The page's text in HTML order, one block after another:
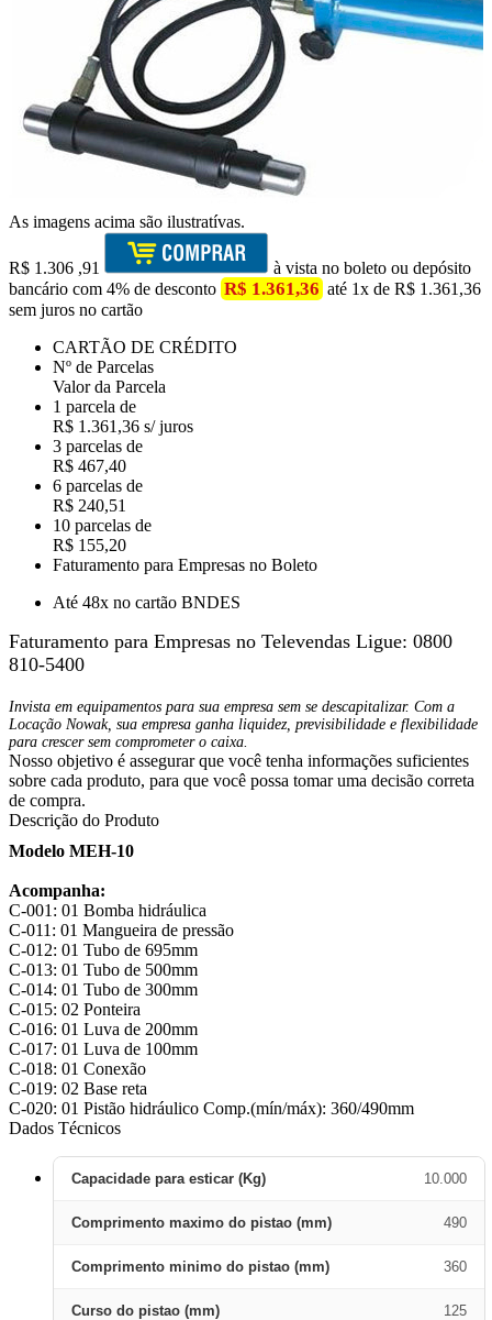
As imagens acima são ilustratívas.
R$ 1.306 ,91
à vista no boleto ou depósito
bancário com 4% de desconto R$ 1.361,36 até 1x de R$ 1.361,36
sem juros no cartão
CARTÃO DE CRÉDITO
Nº de Parcelas
Valor da Parcela
1 parcela de
R$ 1.361,36 s/ juros
3 parcelas de
R$ 467,40
6 parcelas de
R$ 240,51
10 parcelas de
R$ 155,20
Faturamento para Empresas no Boleto
Até 48x no cartão BNDES
Faturamento para Empresas no Televendas Ligue: 0800
810-5400
Invista em equipamentos para sua empresa sem se descapitalizar. Com a
Locação Nowak, sua empresa ganha liquidez, previsibilidade e flexibilidade
para crescer sem comprometer o caixa.
Nosso objetivo é assegurar que você tenha informações suficientes
sobre cada produto, para que você possa tomar uma decisão correta
de compra.
Descrição do Produto
Modelo MEH-10
Acompanha:
C-001: 01 Bomba hidráulica
C-011: 01 Mangueira de pressão
C-012: 01 Tubo de 695mm
C-013: 01 Tubo de 500mm
C-014: 01 Tubo de 300mm
C-015: 02 Ponteira
C-016: 01 Luva de 200mm
C-017: 01 Luva de 100mm
C-018: 01 Conexão
C-019: 02 Base reta
C-020: 01 Pistão hidráulico Comp.(mín/máx): 360/490mm
Dados Técnicos
Capacidade para esticar (Kg) 10.000
Comprimento maximo do pistao (mm) 490
Comprimento minimo do pistao (mm) 360
Curso do pistao (mm) 125